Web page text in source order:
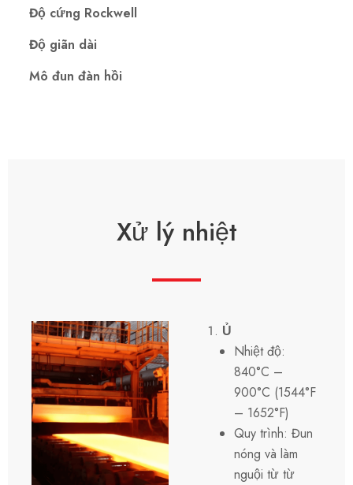
Độ cứng Rockwell
Độ giãn dài
Mô đun đàn hồi
Xử lý nhiệt
Ủ
Nhiệt độ:
840°C –
900°C (1544°F
– 1652°F)
Quy trình: Đun
nóng và làm
nguội từ từ